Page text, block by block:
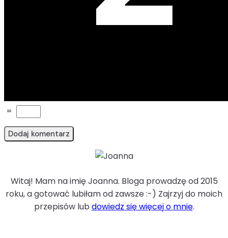
=
Witaj! Mam na imię Joanna. Bloga prowadzę od 2015
roku, a gotować lubiłam od zawsze :-) Zajrzyj do moich
przepisów lub dowiedz się więcej o mnie.